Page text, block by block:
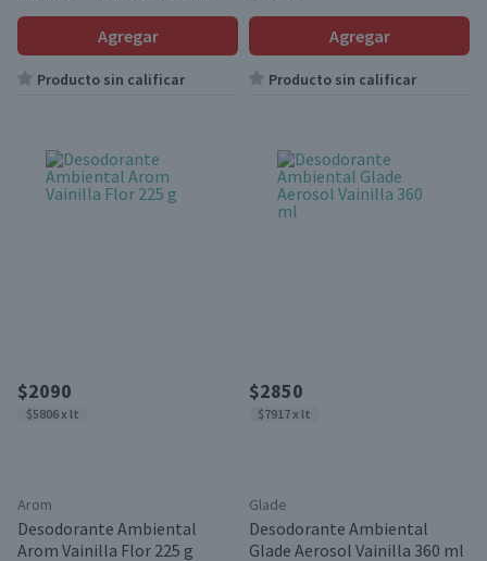
Agregar
Producto sin calificar
Agregar
Producto sin calificar
$2090
$5806 x lt
Arom
Desodorante Ambiental
Arom Vainilla Flor 225 g
$2850
$7917 x lt
Glade
Desodorante Ambiental
Glade Aerosol Vainilla 360 ml